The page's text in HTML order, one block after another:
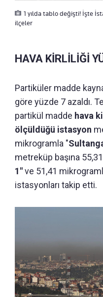
1 yılda tablo değişti! İşte
ilçeler
HAVA KİRLİLİĞİ
Partiküler madde
göre yüzde 7 azaldı.
partikül madde hava
ölçüldüğü istasyon
mikrogramla "
metreküp başına
1"ve 51,41
istasyonları takip etti.